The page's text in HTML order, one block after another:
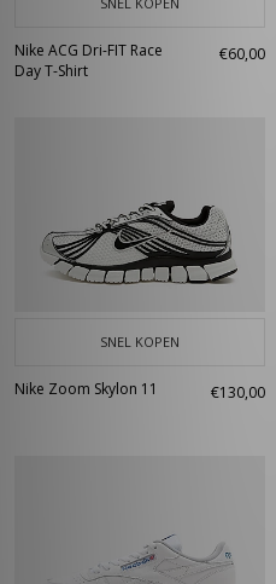
Nike ACG Dri-FIT Race
Day T-Shirt
€60,00
SNEL KOPEN
Nike Zoom Skylon 11 €130,00